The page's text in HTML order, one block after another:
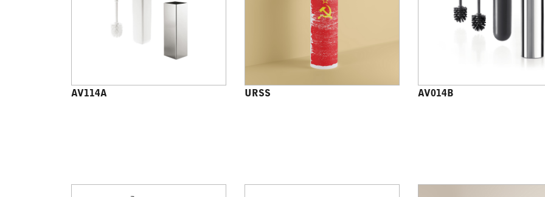
AV114A URSS AV014B